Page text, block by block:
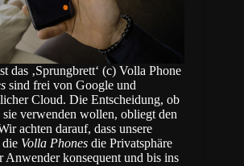
das ‚Sprungbrett‘ (c) Volla Phone
sind frei von Google und
Cloud. Die Entscheidung, ob
verwenden wollen, obliegt den
achten darauf, dass unsere
die Volla Phones die Privatsphäre
Anwender konsequent und bis ins